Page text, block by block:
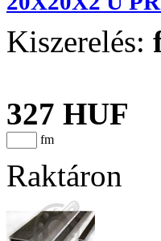
Kiszerelés:
327 HUF
fm
Raktáron